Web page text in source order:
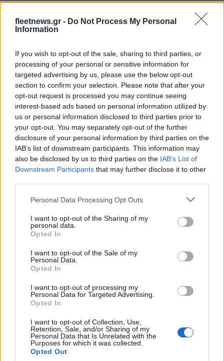
fleetnews.gr - Do Not Process My Personal
Information
If you wish to opt-out of the sale, sharing to third parties, or
processing of your personal or sensitive information for
targeted advertising by us, please use the below opt-out
section to confirm your selection. Please note that after your
opt-out request is processed you may continue seeing
interest-based ads based on personal information utilized by
us or personal information disclosed to third parties prior to
your opt-out. You may separately opt-out of the further
disclosure of your personal information by third parties on the
IAB’s list of downstream participants. This information may
also be disclosed by us to third parties on the IAB’s List of
Downstream Participants that may further disclose it to other
Please note that this website/app uses one or more Google
not limited to your visit or usage behaviour. You may click to
grant or deny consent to Google and its third-party tags to
use your data for below specified purposes in below Google
consent section.
Personal Data Processing Opt Outs
I want to opt-out of the Sharing of my
personal data.
Opted In
I want to opt-out of the Sale of my
Personal Data.
Opted In
I want to opt-out of processing my
Personal Data for Targeted Advertising.
Opted In
I want to opt-out of Collection, Use,
Retention, Sale, and/or Sharing of my
Personal Data that Is Unrelated with the
Purposes for which it was collected.
Opted Out
διαχείριση ενέργειας μπορεί να βελτιστοποιηθεί, και το
ηλεκτρικό δίκτυο να διατηρείται σταθερό.
Εθνική Παίδων: Πρεμιέρα στο Ευρωπαϊκό με αντίπαλο την
Ισπανία (live stream)
Ευρωπαϊκό Κορασίδων:
Τζάμπολ για την Εθνική στα
Ιωάννινα κόντρα στην
κερδών 57% - Τα νέα
στοιχήματα σε low & non
Metlen: Ρεκόρ EBITDA στο α' εξάμηνο, στα 550 εκατ. ευρώ –
Καθαρά κέρδη 313 εκατ. ευρώ